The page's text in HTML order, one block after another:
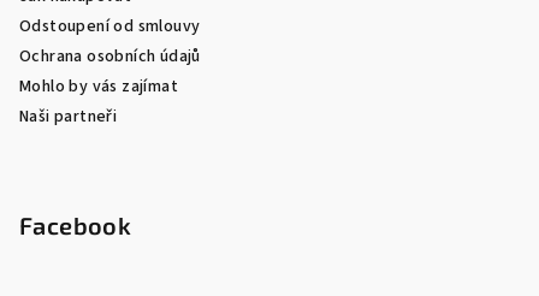
Odstoupení od smlouvy
Ochrana osobních údajů
Mohlo by vás zajímat
Naši partneři
Facebook